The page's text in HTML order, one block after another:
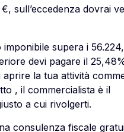
sull’eccedenza dovrai
imponibile supera i
devi pagare il
aprire la tua attività
, il commercialista è il
a cui rivolgerti.
consulenza fiscale